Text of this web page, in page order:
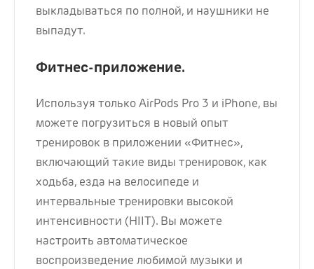
выкладываться по полной, и наушники не
выпадут.
Фитнес-приложение.
Используя только AirPods Pro 3 и iPhone, вы
можете погрузиться в новый опыт
тренировок в приложении «Фитнес»,
включающий такие виды тренировок, как
ходьба, езда на велосипеде и
интервальные тренировки высокой
интенсивности (HIIT). Вы можете
настроить автоматическое
воспроизведение любимой музыки и